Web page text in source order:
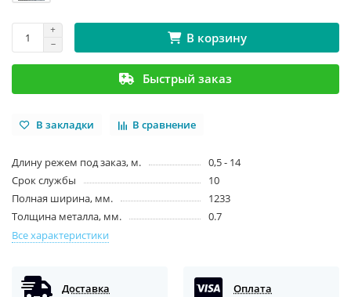
В корзину
Быстрый заказ
В закладки В сравнение
Длину режем под заказ, м.
0,5 - 14
Срок службы
10
Полная ширина, мм.
1233
Толщина металла, мм.
0.7
Все характеристики
Доставка Оплата